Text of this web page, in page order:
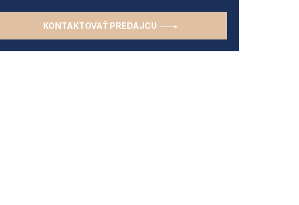
KONTAKTOVAŤ PREDAJCU